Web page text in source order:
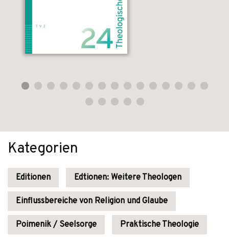
Kategorien
Editionen Edtionen: Weitere Theologen
Einflussbereiche von Religion und Glaube
Poimenik / Seelsorge Praktische Theologie